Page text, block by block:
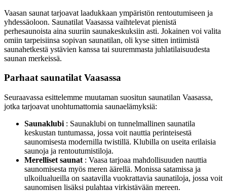
Vaasan saunat tarjoavat laadukkaan ympäristön rentoutumiseen ja
yhdessäoloon. Saunatilat Vaasassa vaihtelevat pienistä
perhesaunoista aina suuriin saunakeskuksiin asti. Jokainen voi valita
omiin tarpeisiinsa sopivan saunatilan, oli kyse sitten intiimistä
saunahetkestä ystävien kanssa tai suuremmasta juhlatilaisuudesta
saunan merkeissä.
Parhaat saunatilat Vaasassa
Seuraavassa esittelemme muutaman suositun saunatilan Vaasassa,
jotka tarjoavat unohtumattomia saunaelämyksiä:
Saunaklubi : Saunaklubi on tunnelmallinen saunatila
keskustan tuntumassa, jossa voit nauttia perinteisestä
saunomisesta modernilla twistillä. Klubilla on useita erilaisia
saunoja ja rentoutumistiloja.
Merelliset saunat : Vaasa tarjoaa mahdollisuuden nauttia
saunomisesta myös meren äärellä. Monissa satamissa ja
ulkoilualueilla on saatavilla vuokrattavia saunatiloja, jossa voit
saunomisen lisäksi pulahtaa virkistävään mereen.